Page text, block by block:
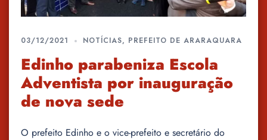
03/12/2021 NOTÍCIAS, PREFEITO DE ARARAQUARA
Edinho parabeniza Escola
Adventista por inauguração
de nova sede
O prefeito Edinho e o vice-prefeito e secretário do